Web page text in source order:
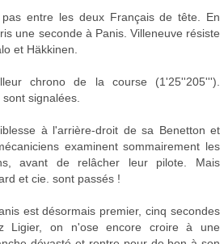
entre les deux Français de tête. En
une seconde à Panis. Villeneuve résiste
et Häkkinen.
chrono de la course (1'25''205''').
signalées.
à l'arrière-droit de sa Benetton et
examinent sommairement les
avant de relâcher leur pilote. Mais
et cie. sont passés !
est désormais premier, cinq secondes
Ligier, on n'ose encore croire à une